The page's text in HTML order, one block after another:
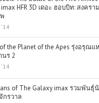
imax HFR 3D เดอะ ฮอบบิท: สงครา
'14
the Planet of the Apes รุ่งอรุณแ
ร 2
'14
of The Galaxy imax รวมพันธุ์
รวาล